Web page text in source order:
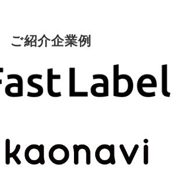
ご紹介企業例